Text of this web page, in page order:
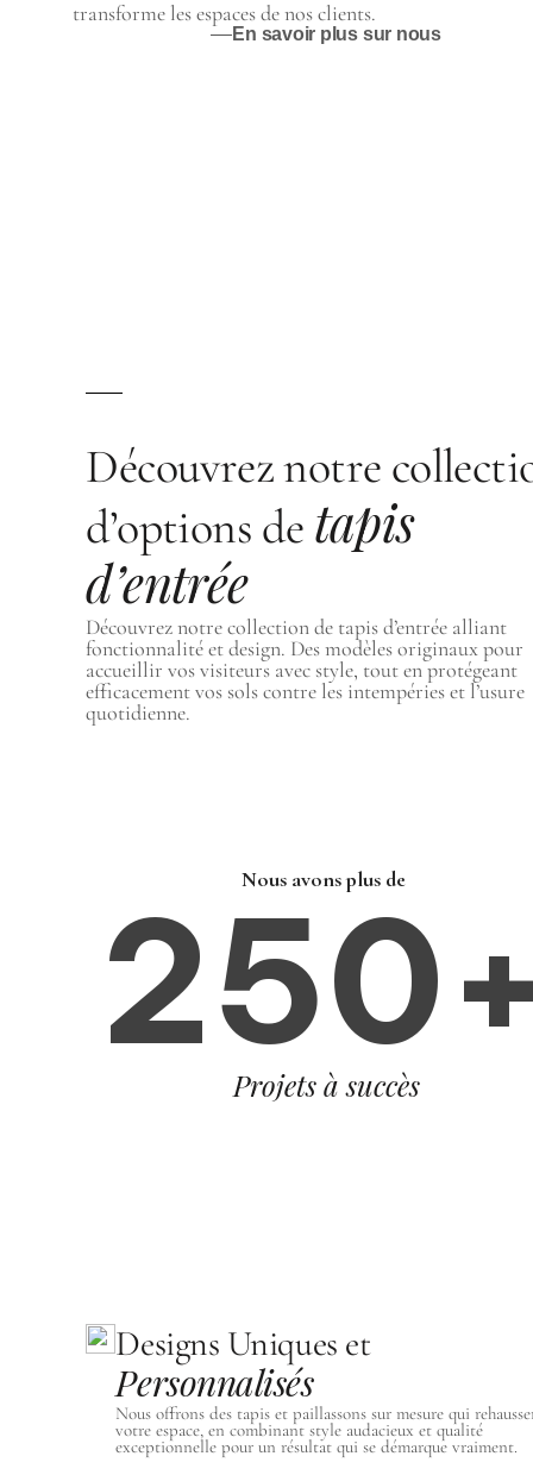
transforme les espaces de nos clients.
En savoir plus sur nous
Découvrez notre
d’options de tapis
d’entrée
Découvrez notre collection de tapis d’entrée alliant
fonctionnalité et design. Des modèles originaux pour
accueillir vos visiteurs avec style, tout en protégeant
efficacement vos sols contre les intempéries et l’usure
quotidienne.
Nous avons plus de
Projets à succès
Designs Uniques et
Personnalisés
Nous offrons des tapis et paillassons sur mesure qui
votre espace, en combinant style audacieux et qualité
exceptionnelle pour un résultat qui se démarque vraiment.